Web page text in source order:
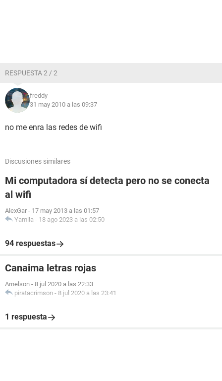
RESPUESTA 2 / 2
freddy
31 may 2010 a las 09:37
no me enra las redes de wifi
Discusiones similares
Mi computadora sí detecta pero no se conecta
al wifi
AlexGar - 17 may 2013 a las 01:57
Yamila - 18 ago 2023 a las 02:50
94 respuestas
Canaima letras rojas
Arnelson - 8 jul 2020 a las 22:33
piratacrimson - 8 jul 2020 a las 23:41
1 respuesta